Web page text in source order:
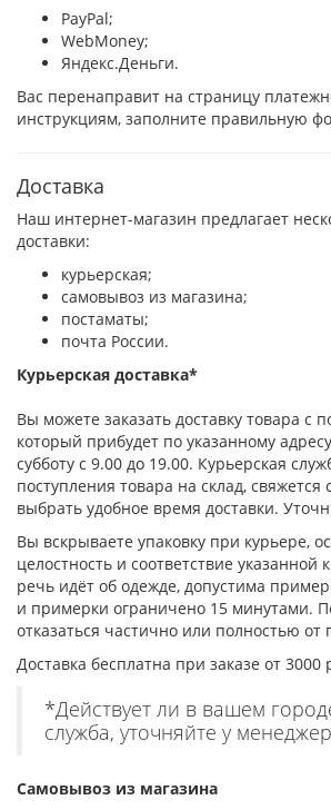
PayPal;
WebMoney;
Яндекс.Деньги.
Вас перенаправит на страницу
инструкциям, заполните правильную
Доставка
Наш интернет-магазин предлагает
доставки:
курьерская;
самовывоз из магазина;
постаматы;
почта России.
Курьерская доставка*
Вы можете заказать доставку товара с
который прибудет по указанному
субботу с 9.00 до 19.00. Курьерская
поступления товара на склад,
выбрать удобное время доставки.
Вы вскрываете упаковку при курьере,
целостность и соответствие указанной
речь идёт об одежде, допустима
и примерки ограничено 15 минутами.
отказаться частично или полностью от
Доставка бесплатна при заказе от 3000
*Действует ли в вашем
служба, уточняйте у
Самовывоз из магазина